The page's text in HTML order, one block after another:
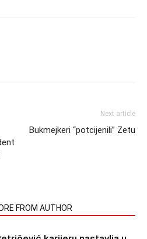
Next article
Bukmejkeri “potcijenili” Zetu
FROM AUTHOR